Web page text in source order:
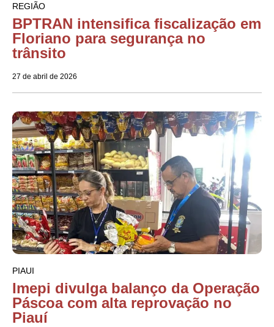
REGIÃO
BPTRAN intensifica fiscalização em
Floriano para segurança no
trânsito
27 de abril de 2026
PIAUI
Imepi divulga balanço da Operação
Páscoa com alta reprovação no
Piauí